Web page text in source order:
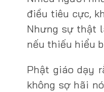
điều tiêu cực,
Nhưng sự thật
nếu thiếu hiểu
Phật giáo dạy
không sợ hãi